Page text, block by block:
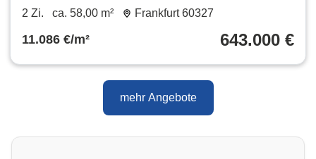
58 m²
2 Zi. ca. 58,00 m² Frankfurt 60327
11.086 €/m² 643.000 €
mehr Angebote